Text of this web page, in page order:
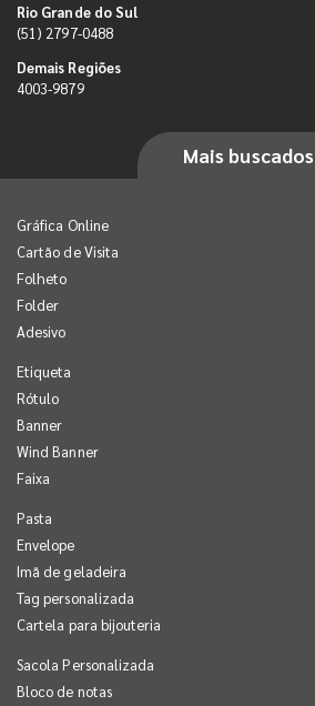
Rio Grande do Sul
(51) 2797-0488
Demais Regiões
4003-9879
Mais buscados
Gráfica Online
Cartão de Visita
Folheto
Folder
Adesivo
Etiqueta
Rótulo
Banner
Wind Banner
Faixa
Pasta
Envelope
Imã de geladeira
Tag personalizada
Cartela para bijouteria
Sacola Personalizada
Bloco de notas